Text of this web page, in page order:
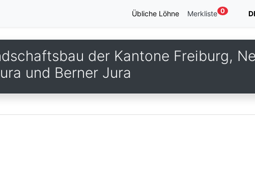
Übliche Löhne Merkliste 0
der Kantone Freiburg,
und Berner Jura